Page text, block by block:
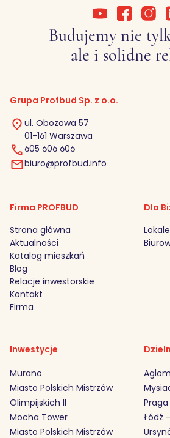
Budujemy nie
ale i solidne
Grupa Profbud Sp. z o.o.
ul. Obozowa 57
01-161 Warszawa
605 606 606
biuro@profbud.info
Firma PROFBUD
Strona główna
Aktualności
Katalog mieszkań
Blog
Relacje inwestorskie
Kontakt
Firma
Dla
Inwestycje
Murano
Miasto Polskich Mistrzów
Olimpijskich II
Mocha Tower
Miasto Polskich Mistrzów
Praga
Łódź